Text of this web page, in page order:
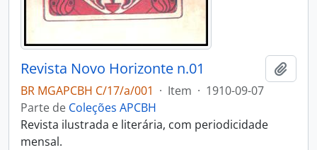
Revista Novo Horizonte n.01
BR MGAPCBH C/17/a/001 · Item · 1910-09-07
Parte de Coleções APCBH
Revista ilustrada e literária, com periodicidade
mensal.